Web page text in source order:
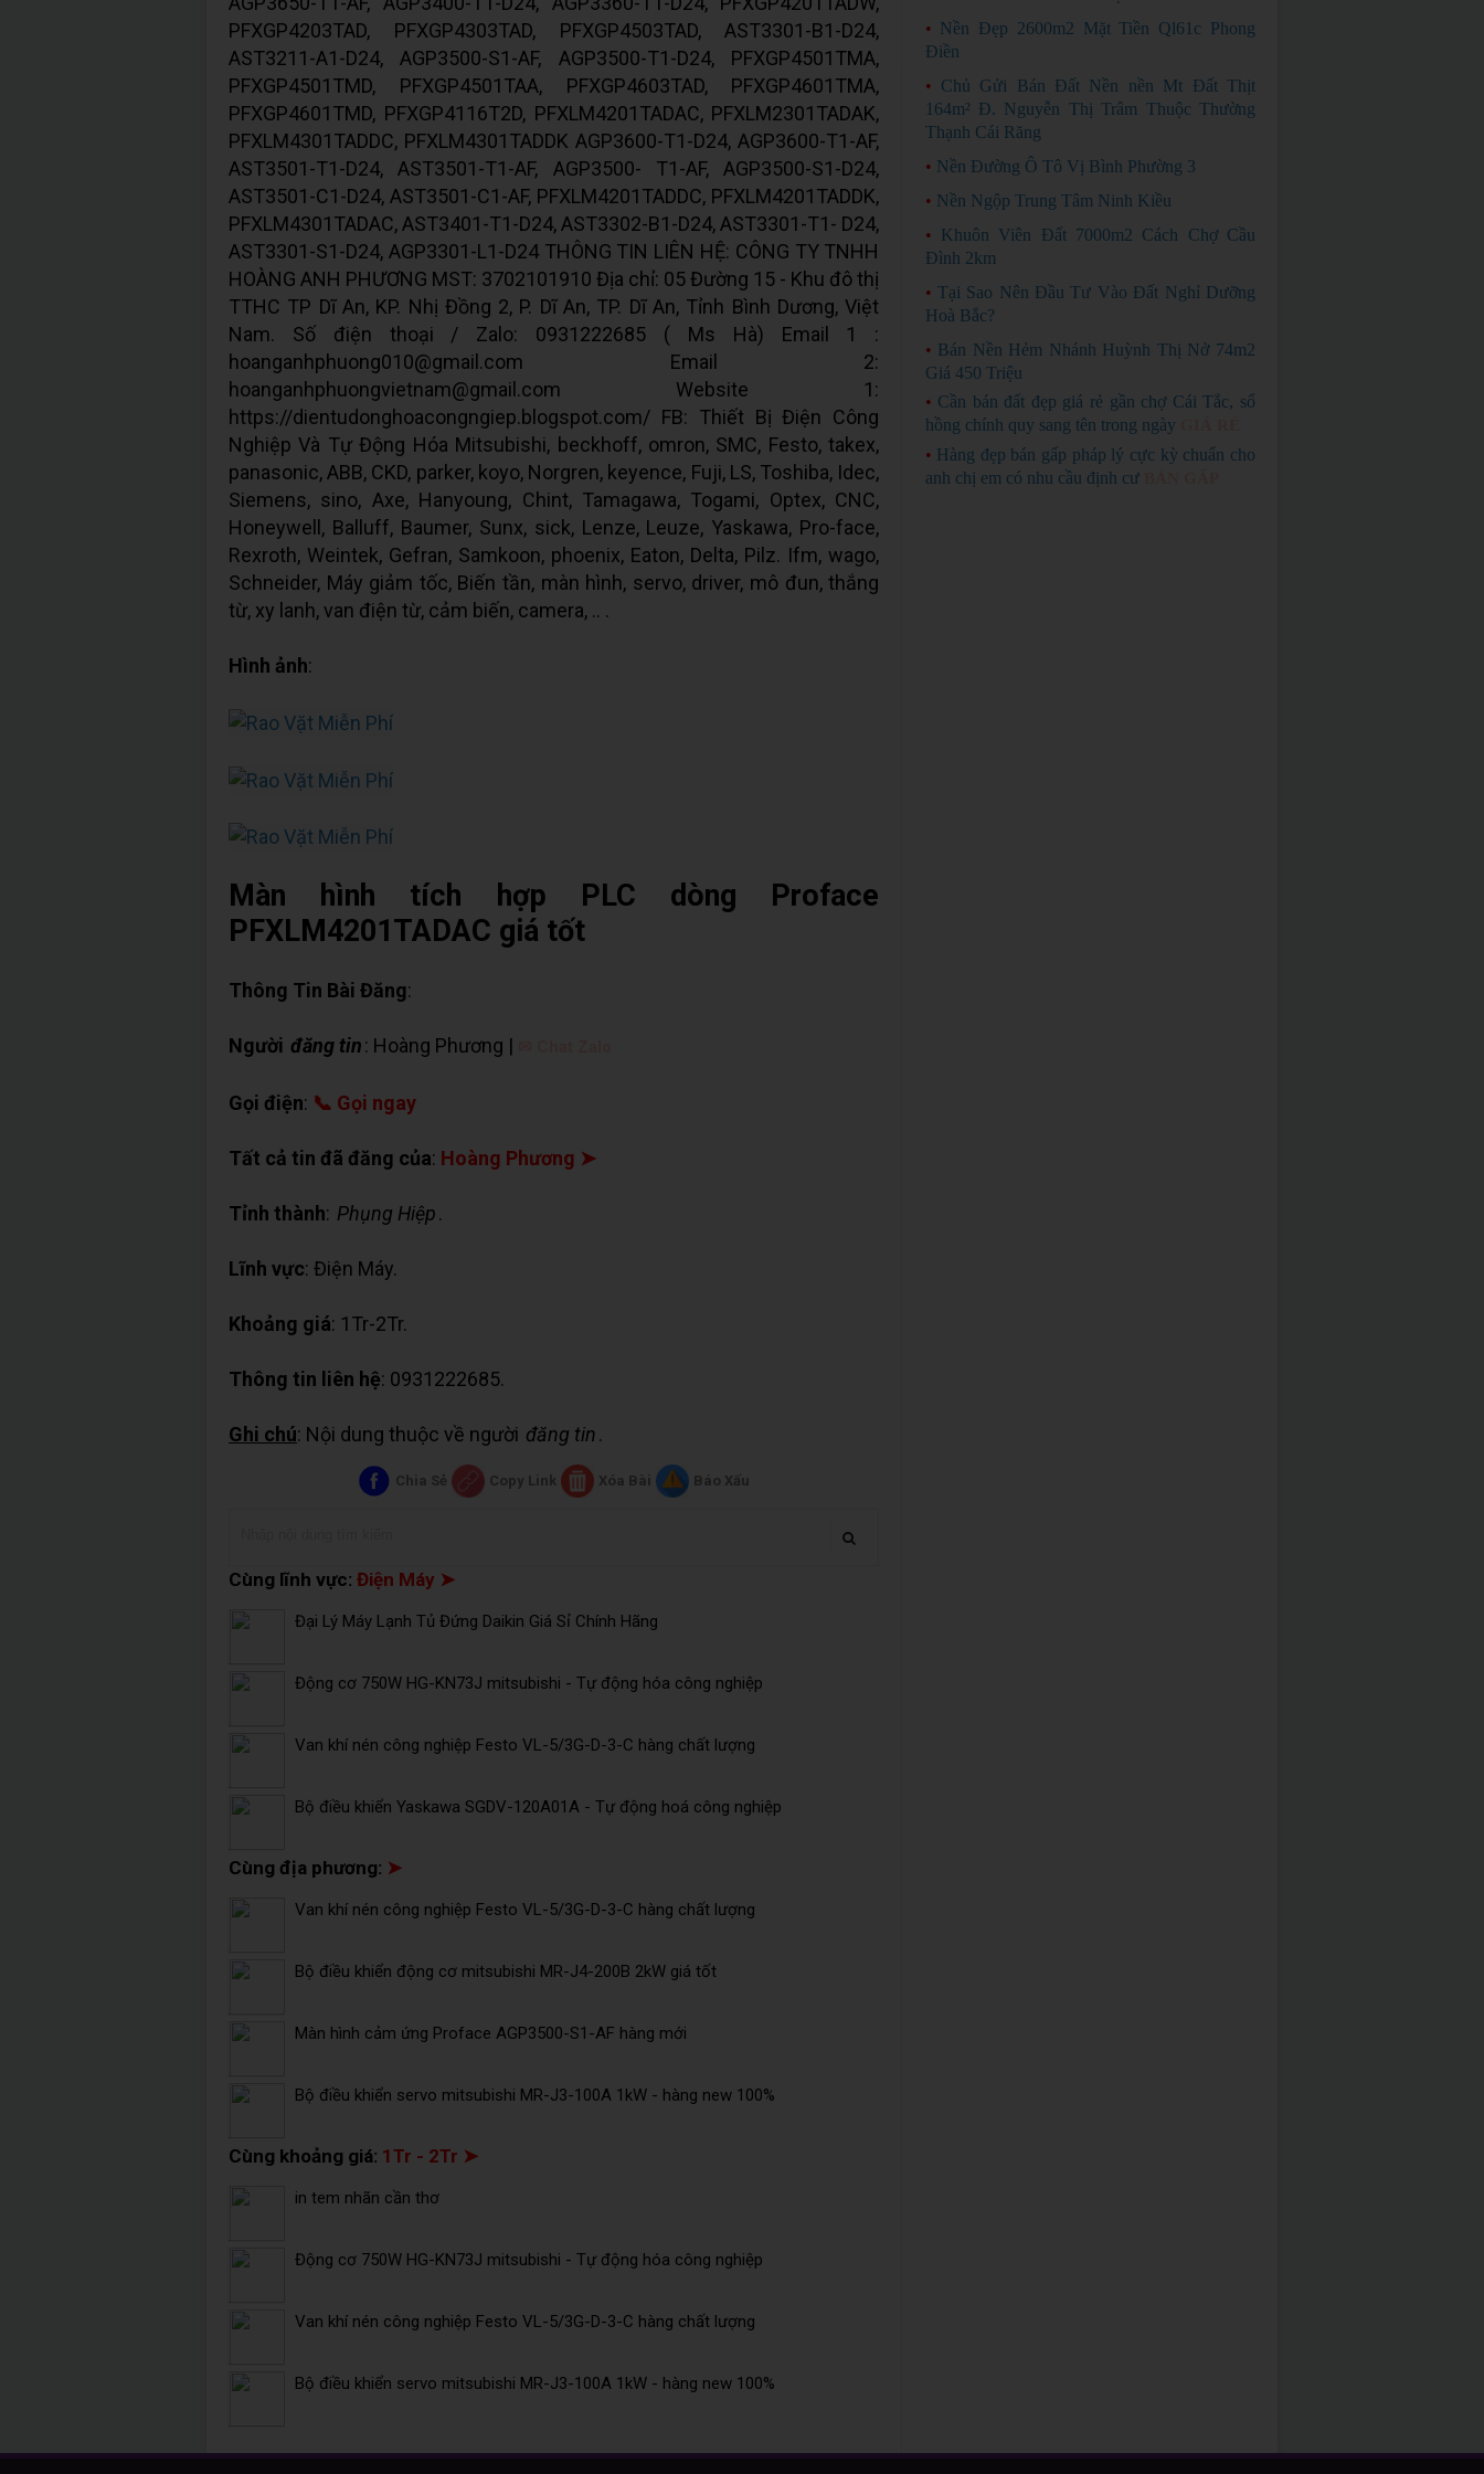
PFXGP4203TAD, PFXGP4303TAD, PFXGP4503TAD, AST3301-B1-D24,
AST3211-A1-D24, AGP3500-S1-AF, AGP3500-T1-D24, PFXGP4501TMA,
PFXGP4501TMD, PFXGP4501TAA, PFXGP4603TAD, PFXGP4601TMA,
PFXGP4601TMD, PFXGP4116T2D, PFXLM4201TADAC, PFXLM2301TADAK,
PFXLM4301TADDC, PFXLM4301TADDK AGP3600-T1-D24, AGP3600-T1-AF,
AST3501-T1-D24, AST3501-T1-AF, AGP3500- T1-AF, AGP3500-S1-D24,
AST3501-C1-D24, AST3501-C1-AF, PFXLM4201TADDC, PFXLM4201TADDK,
PFXLM4301TADAC, AST3401-T1-D24, AST3302-B1-D24, AST3301-T1- D24,
AST3301-S1-D24, AGP3301-L1-D24 THÔNG TIN LIÊN HỆ: CÔNG TY TNHH
HOÀNG ANH PHƯƠNG MST: 3702101910 Địa chỉ: 05 Đường 15 - Khu đô thị
TTHC TP Dĩ An, KP. Nhị Đồng 2, P. Dĩ An, TP. Dĩ An, Tỉnh Bình Dương, Việt
Nam. Số điện thoại / Zalo: 0931222685 ( Ms Hà) Email 1 :
hoanganhphuong010@gmail.com Email 2:
hoanganhphuongvietnam@gmail.com Website 1:
https://dientudonghoacongngiep.blogspot.com/ FB: Thiết Bị Điện Công
Nghiệp Và Tự Động Hóa Mitsubishi, beckhoff, omron, SMC, Festo, takex,
panasonic, ABB, CKD, parker, koyo, Norgren, keyence, Fuji, LS, Toshiba, Idec,
Siemens, sino, Axe, Hanyoung, Chint, Tamagawa, Togami, Optex, CNC,
Honeywell, Balluff, Baumer, Sunx, sick, Lenze, Leuze, Yaskawa, Pro-face,
Rexroth, Weintek, Gefran, Samkoon, phoenix, Eaton, Delta, Pilz. Ifm, wago,
Schneider, Máy giảm tốc, Biến tần, màn hình, servo, driver, mô đun, thắng
từ, xy lanh, van điện từ, cảm biến, camera, .. .
Hình ảnh:
Màn hình tích hợp PLC dòng Proface
PFXLM4201TADAC giá tốt
Thông Tin Bài Đăng:
Người đăng tin: Hoàng Phương |
Gọi điện: 📞 Gọi ngay
Tất cả tin đã đăng của: Hoàng Phương ➤
Tỉnh thành: Phụng Hiệp.
Lĩnh vực: Điện Máy.
Khoảng giá: 1Tr-2Tr.
Thông tin liên hệ: 0931222685.
Ghi chú: Nội dung thuộc về người đăng tin.
Chia Sẻ Copy Link Xóa Bài Báo Xấu
Cùng lĩnh vực: Điện Máy ➤
Đại Lý Máy Lạnh Tủ Đứng Daikin Giá Sỉ Chính Hãng
Động cơ 750W HG-KN73J mitsubishi - Tự động hóa công nghiệp
Van khí nén công nghiệp Festo VL-5/3G-D-3-C hàng chất lượng
Bộ điều khiển Yaskawa SGDV-120A01A - Tự động hoá công nghiệp
Cùng địa phương: ➤
Van khí nén công nghiệp Festo VL-5/3G-D-3-C hàng chất lượng
Bộ điều khiển động cơ mitsubishi MR-J4-200B 2kW giá tốt
Màn hình cảm ứng Proface AGP3500-S1-AF hàng mới
Bộ điều khiển servo mitsubishi MR-J3-100A 1kW - hàng new 100%
Cùng khoảng giá: 1Tr - 2Tr ➤
in tem nhãn cần thơ
Động cơ 750W HG-KN73J mitsubishi - Tự động hóa công nghiệp
Van khí nén công nghiệp Festo VL-5/3G-D-3-C hàng chất lượng
Bộ điều khiển servo mitsubishi MR-J3-100A 1kW - hàng new 100%
• Nền Đẹp 2600m2 Mặt Tiền Ql61c Phong
Điền
• Chủ Gửi Bán Đất Nền nền Mt Đất Thịt
164m² Đ. Nguyễn Thị Trâm Thuộc Thường
Thạnh Cái Răng
• Nền Đường Ô Tô Vị Bình Phường 3
• Nền Ngộp Trung Tâm Ninh Kiều
• Khuôn Viên Đất 7000m2 Cách Chợ Cầu
Đình 2km
• Tại Sao Nên Đầu Tư Vào Đất Nghỉ Dưỡng
Hoà Bắc?
• Bán Nền Hẻm Nhánh Huỳnh Thị Nở 74m2
Giá 450 Triệu
• Cần bán đất đẹp giá rẻ gần chợ Cái Tắc, sổ
hồng chính quy sang tên trong ngày
• Hàng đẹp bán gấp pháp lý cực kỳ chuẩn cho
anh chị em có nhu cầu định cư